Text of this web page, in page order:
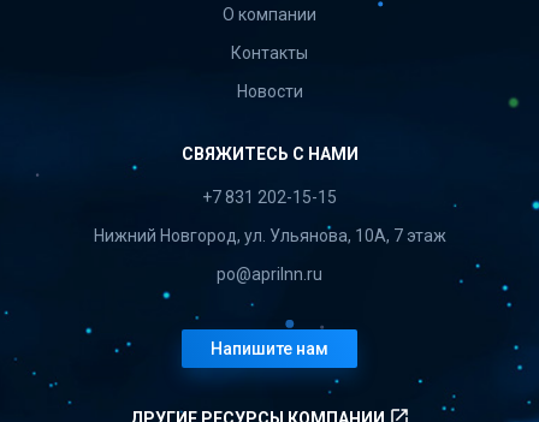
О компании
Контакты
Новости
СВЯЖИТЕСЬ С НАМИ
+7 831 202-15-15
Нижний Новгород, ул. Ульянова, 10А, 7 этаж
po@aprilnn.ru
Напишите нам
launch